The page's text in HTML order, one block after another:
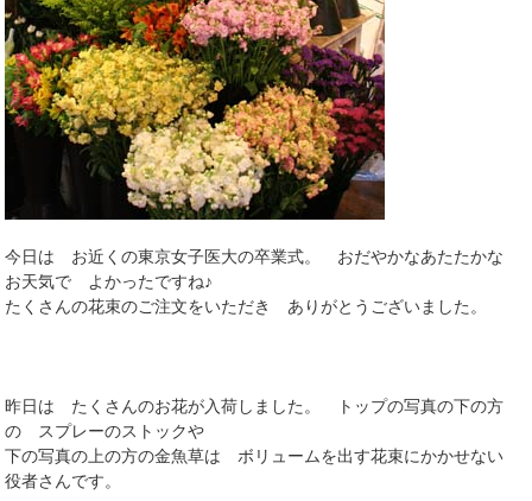
今日は お近くの東京女子医大の卒業式。 おだやかなあたたかな
お天気で よかったですね♪
たくさんの花束のご注文をいただき ありがとうございました。
昨日は たくさんのお花が入荷しました。 トップの写真の下の方
の スプレーのストックや
下の写真の上の方の金魚草は ボリュームを出す花束にかかせない
役者さんです。